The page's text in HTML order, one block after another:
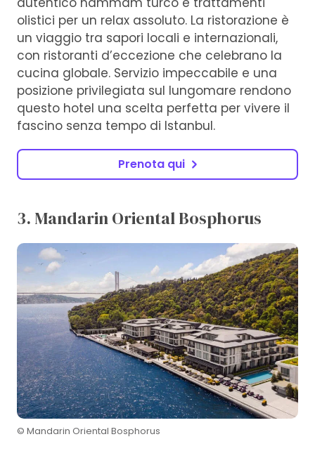
olistici per un relax assoluto. La ristorazione è
un viaggio tra sapori locali e internazionali,
con ristoranti d’eccezione che celebrano la
cucina globale. Servizio impeccabile e una
posizione privilegiata sul lungomare rendono
questo hotel una scelta perfetta per vivere il
fascino senza tempo di Istanbul.
Prenota qui
3. Mandarin Oriental Bosphorus
© Mandarin Oriental Bosphorus